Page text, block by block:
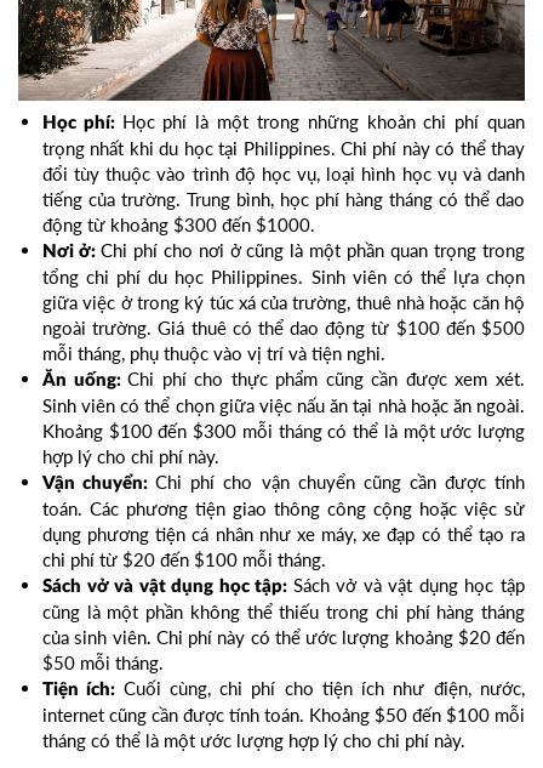
Học phí: Học phí là một trong những khoản chi phí quan
trọng nhất khi du học tại Philippines. Chi phí này có thể thay
đổi tùy thuộc vào trình độ học vụ, loại hình học vụ và danh
tiếng của trường. Trung bình, học phí hàng tháng có thể dao
động từ khoảng $300 đến $1000.
Nơi ở: Chi phí cho nơi ở cũng là một phần quan trọng trong
tổng chi phí du học Philippines. Sinh viên có thể lựa chọn
giữa việc ở trong ký túc xá của trường, thuê nhà hoặc căn hộ
ngoài trường. Giá thuê có thể dao động từ $100 đến $500
mỗi tháng, phụ thuộc vào vị trí và tiện nghi.
Ăn uống:Chi phí cho thực phẩm cũng cần được xem xét.
Sinh viên có thể chọn giữa việc nấu ăn tại nhà hoặc ăn ngoài.
Khoảng $100 đến $300 mỗi tháng có thể là một ước lượng
hợp lý cho chi phí này.
Vận chuyển:Chi phí cho vận chuyển cũng cần được tính
toán. Các phương tiện giao thông công cộng hoặc việc sử
dụng phương tiện cá nhân như xe máy, xe đạp có thể tạo ra
chi phí từ $20 đến $100 mỗi tháng.
Sách vở và vật dụng học tập: Sách vở và vật dụng học tập
cũng là một phần không thể thiếu trong chi phí hàng tháng
của sinh viên. Chi phí này có thể ước lượng khoảng $20 đến
$50 mỗi tháng.
Tiện ích: Cuối cùng, chi phí cho tiện ích như điện, nước,
internet cũng cần được tính toán. Khoảng $50 đến $100 mỗi
tháng có thể là một ước lượng hợp lý cho chi phí này.